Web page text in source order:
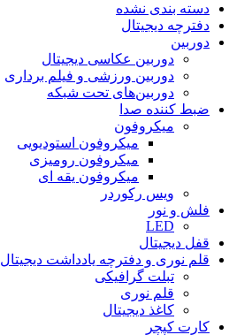
دسته بندی نشده
دفترچه دیجیتال
دوربین
دوربین عکاسی دیجیتال
دوربین‌ ورزشی و فیلم برداری
دوربین‌های تحت شبکه
ضبط کننده صدا
میکروفون
میکروفون استودیویی
میکروفون رومیزی
میکروفون یقه ای
ویس رکوردر
فلش و نور
LED
قفل دیجیتال
قلم نوری و دفترچه یادداشت دیجیتال
تبلت گرافیکی
قلم نوری
کاغذ دیجیتال
کارت کپچر